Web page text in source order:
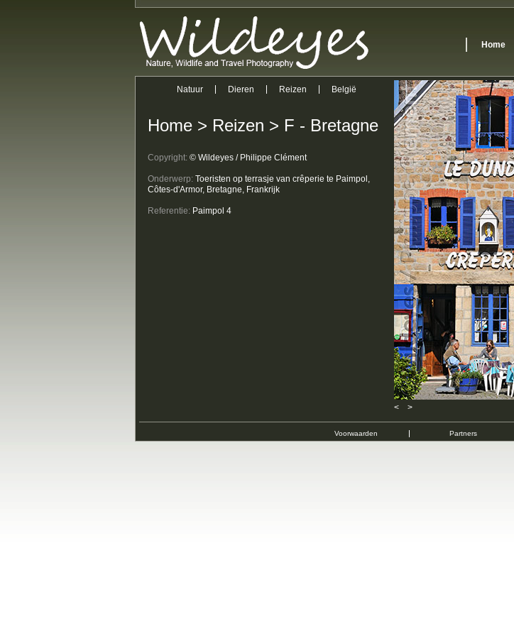
Home
Natuur Dieren Reizen België
Home> Reizen > F - Bretagne
Copyright: © Wildeyes / Philippe Clément
Onderwerp: Toeristen op terrasje van crêperie te Paimpol,
Côtes-d'Armor, Bretagne, Frankrijk
Referentie: Paimpol 4
< >
Voorwaarden Partners